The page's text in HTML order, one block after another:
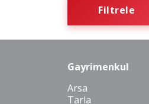
Filtrele
Gayrimenkul
Arsa
Tarla